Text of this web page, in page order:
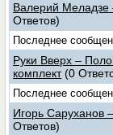
Валерий Меладзе
Ответов)
Последнее
Руки Вверх –
комплект (0
Последнее
Игорь Саруханов
Ответов)